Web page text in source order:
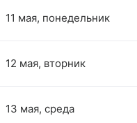
11 мая, понедельник
12 мая, вторник
13 мая, среда